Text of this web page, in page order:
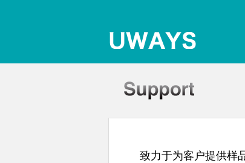
致力于为客户提供样